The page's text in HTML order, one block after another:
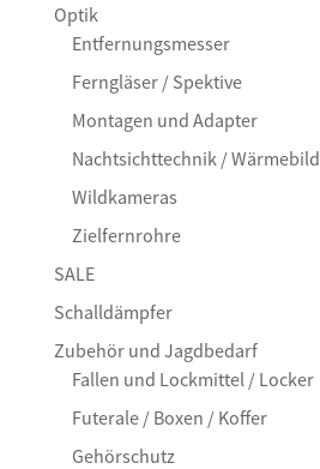
Optik
Entfernungsmesser
Ferngläser / Spektive
Montagen und Adapter
Nachtsichttechnik / Wärmebild
Wildkameras
Zielfernrohre
SALE
Schalldämpfer
Zubehör und Jagdbedarf
Fallen und Lockmittel / Locker
Futerale / Boxen / Koffer
Gehörschutz